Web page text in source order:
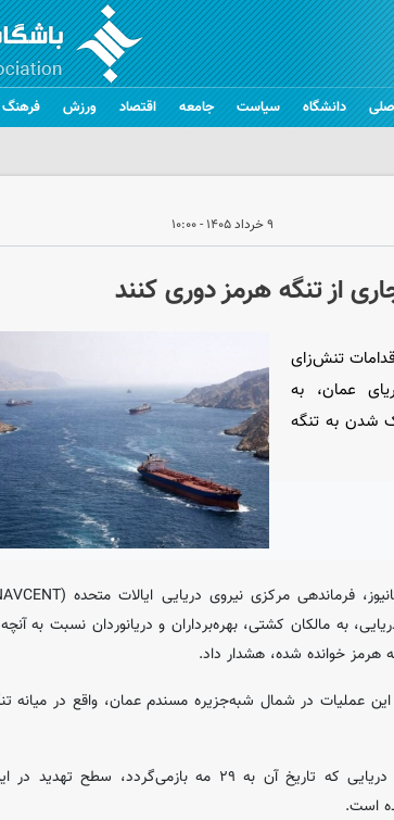
دانشگاه سیاست جامعه اقتصاد ورزش
۹ خرداد ۱۴۰۵ - ۱۰:۰۰
از تنگه هرمز دوری کنند
تنش‌زای
عمان، به
شدن به تنگه
به مالکان کشتی، بهره‌برداران و دریانوردان نسبت به
هرمز خوانده شده، هشدار داد.
عملیات در شمال شبه‌جزیره مسندم عمان، واقع در میانه
در بیانیه مرکز مشترک اطلاعات دریایی که تاریخ آن به ۲۹ مه بازمی‌گردد،